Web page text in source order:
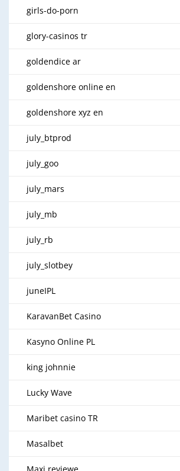
girls-do-porn
glory-casinos tr
goldendice ar
goldenshore online en
goldenshore xyz en
july_btprod
july_goo
july_mars
july_mb
july_rb
july_slotbey
juneIPL
KaravanBet Casino
Kasyno Online PL
king johnnie
Lucky Wave
Maribet casino TR
Masalbet